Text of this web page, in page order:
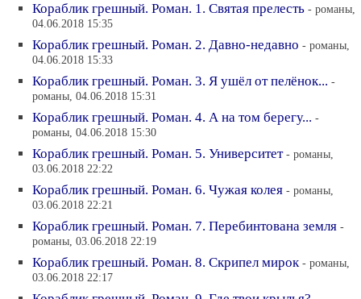
Кораблик грешный. Роман. 1. Святая прелесть - романы,
04.06.2018 15:35
Кораблик грешный. Роман. 2. Давно-недавно - романы,
04.06.2018 15:33
Кораблик грешный. Роман. 3. Я ушёл от пелёнок... -
романы, 04.06.2018 15:31
Кораблик грешный. Роман. 4. А на том берегу... -
романы, 04.06.2018 15:30
Кораблик грешный. Роман. 5. Университет - романы,
03.06.2018 22:22
Кораблик грешный. Роман. 6. Чужая колея - романы,
03.06.2018 22:21
Кораблик грешный. Роман. 7. Перебинтована земля -
романы, 03.06.2018 22:19
Кораблик грешный. Роман. 8. Скрипел мирок - романы,
03.06.2018 22:17